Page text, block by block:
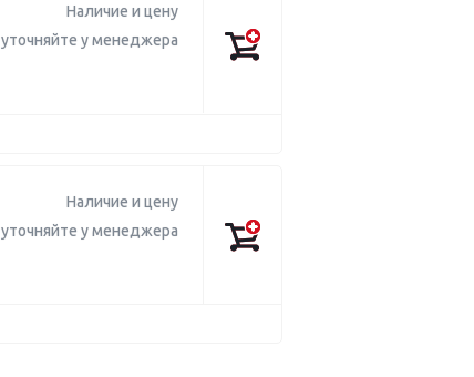
Наличие и цену
уточняйте у менеджера
Наличие и цену
уточняйте у менеджера